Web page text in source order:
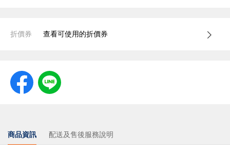
折價券 查看可使用的折價券
商品資訊 配送及售後服務說明